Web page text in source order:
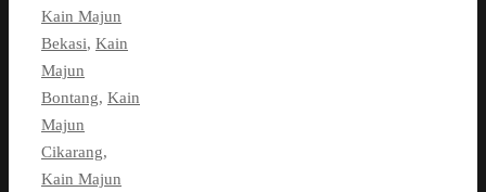
Kain Majun
Bekasi, Kain
Majun
Bontang, Kain
Majun
Cikarang,
Kain Majun